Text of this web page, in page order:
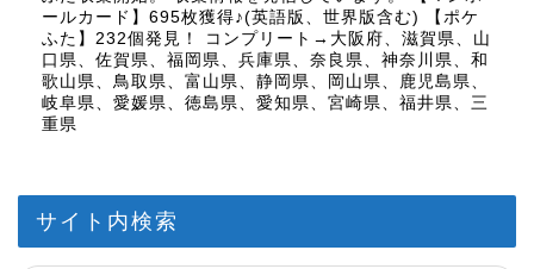
ールカード】695枚獲得♪(英語版、世界版含む) 【ポケ
ふた】232個発見！ コンプリート→大阪府、滋賀県、山
口県、佐賀県、福岡県、兵庫県、奈良県、神奈川県、和
歌山県、鳥取県、富山県、静岡県、岡山県、鹿児島県、
岐阜県、愛媛県、徳島県、愛知県、宮崎県、福井県、三
重県
サイト内検索